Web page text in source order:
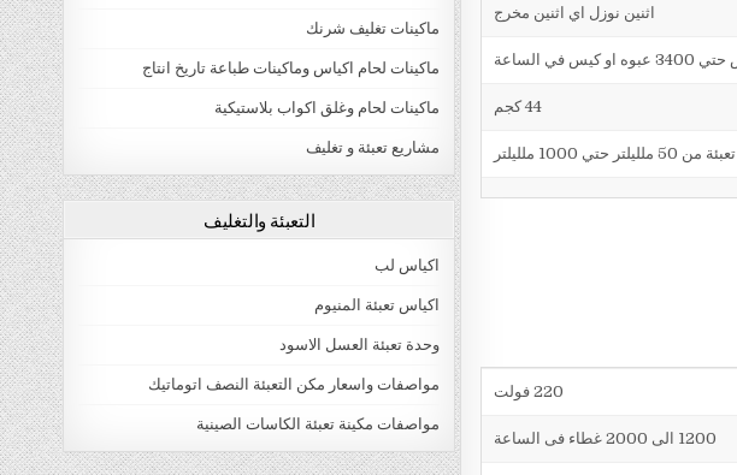
اثنين نوزل اي اثنين مخرج
44 كجم
تعبئة من 50 ملليلتر حتي 1000 ملليلتر
220 فولت
1200 الى 2000 غطاء فى الساعة
ماكينات تغليف شرنك
ماكينات لحام اكياس وماكينات طباعة تاريخ انتاج
ماكينات لحام وغلق اكواب بلاستيكية
مشاريع تعبئة و تغليف
التعبئة والتغليف
اكياس لب
اكياس تعبئة المنيوم
وحدة تعبئة العسل الاسود
مواصفات واسعار مكن التعبئة النصف اتوماتيك
مواصفات مكينة تعبئة الكاسات الصينية